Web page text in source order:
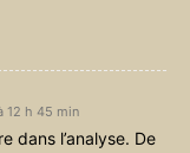
12 h 45 min
dans l’analyse. De